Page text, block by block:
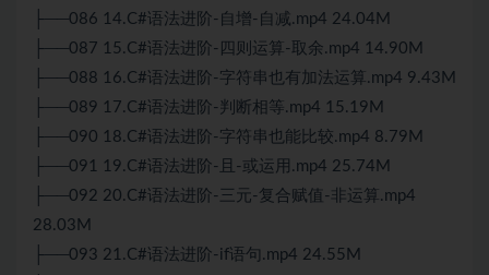
├──086 14.C#语法进阶-自增-自减.mp4 24.04M
├──087 15.C#语法进阶-四则运算-取余.mp4 14.90M
├──088 16.C#语法进阶-字符串也有加法运算.mp4 9.43M
├──089 17.C#语法进阶-判断相等.mp4 15.19M
├──090 18.C#语法进阶-字符串也能比较.mp4 8.79M
├──091 19.C#语法进阶-且-或运用.mp4 25.74M
├──092 20.C#语法进阶-三元-复合赋值-非运算.mp4
28.03M
├──093 21.C#语法进阶-if语句.mp4 24.55M